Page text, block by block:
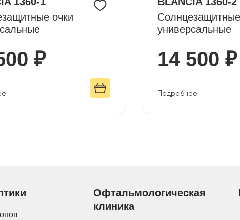
очки
₽
универсальные
14 500 ₽
Подробнее
Офтальмологическая
клиника